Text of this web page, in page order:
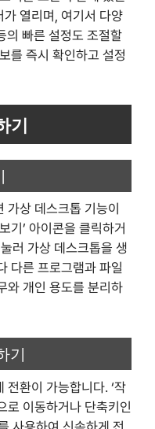
열리며, 여기서 다양
의 빠른 설정도 조절할
를 즉시 확인하고 설정
기
가상 데스크톱 기능이
기’ 아이콘을 클릭하거
러 가상 데스크톱을 생
다른 프로그램과 파일
와 개인 용도를 분리하
기
전환이 가능합니다. ‘작
로 이동하거나 단축키인